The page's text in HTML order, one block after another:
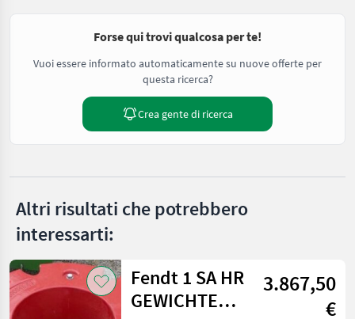
Forse qui trovi qualcosa per te!
Vuoi essere informato automaticamente su nuove offerte per
questa ricerca?
Crea gente di ricerca
Altri risultati che potrebbero
interessarti:
Fendt 1 SA HR
GEWICHTE
3.867,50
€